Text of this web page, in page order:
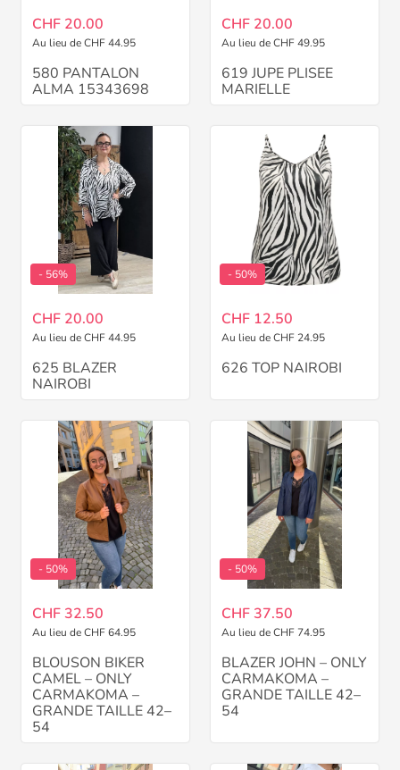
CHF 20.00
Au lieu de CHF 44.95
580 PANTALON
ALMA 15343698
CHF 20.00
Au lieu de CHF 49.95
619 JUPE PLISEE
MARIELLE
- 56%
CHF 20.00
Au lieu de CHF 44.95
625 BLAZER
NAIROBI
- 50%
CHF 12.50
Au lieu de CHF 24.95
626 TOP NAIROBI
- 50%
CHF 32.50
Au lieu de CHF 64.95
BLOUSON BIKER
CAMEL – ONLY
CARMAKOMA –
GRANDE TAILLE 42–
54
- 50%
CHF 37.50
Au lieu de CHF 74.95
BLAZER JOHN – ONLY
CARMAKOMA –
GRANDE TAILLE 42–
54